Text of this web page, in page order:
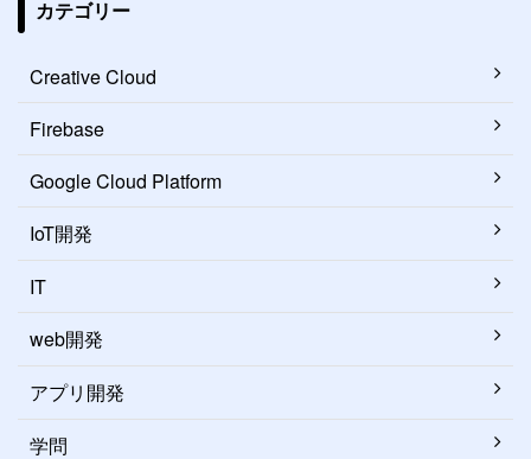
カテゴリー
Creative Cloud
Firebase
Google Cloud Platform
IoT開発
IT
web開発
アプリ開発
学問